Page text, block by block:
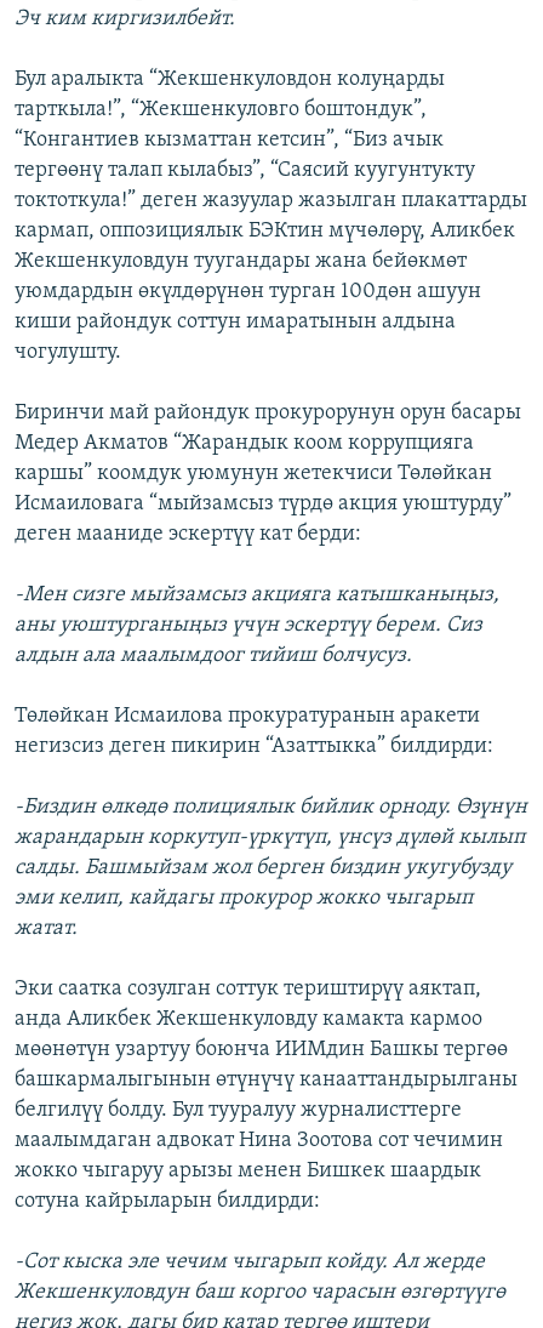
Эч ким киргизилбейт.
Бул аралыкта “Жекшенкуловдон колуңарды
тарткыла!”, “Жекшенкуловго боштондук”,
“Конгантиев кызматтан кетсин”, “Биз ачык
тергөөнү талап кылабыз”, “Саясий куугунтукту
токтоткула!” деген жазуулар жазылган плакаттарды
кармап, оппозициялык БЭКтин мүчөлөрү, Аликбек
Жекшенкуловдун туугандары жана бейөкмөт
уюмдардын өкүлдөрүнөн турган 100дөн ашуун
киши райондук соттун имаратынын алдына
чогулушту.
Биринчи май райондук прокурорунун орун басары
Медер Акматов “Жарандык коом коррупцияга
каршы” коомдук уюмунун жетекчиси Төлөйкан
Исмаиловага “мыйзамсыз түрдө акция уюштурду”
деген мааниде эскертүү кат берди:
-Мен сизге мыйзамсыз акцияга катышканыңыз,
аны уюштурганыңыз үчүн эскертүү берем. Сиз
алдын ала маалымдоог тийиш болчусуз.
Төлөйкан Исмаилова прокуратуранын аракети
негизсиз деген пикирин “Азаттыкка” билдирди:
-Биздин өлкөдө полициялык бийлик орноду. Өзүнүн
жарандарын коркутуп-үркүтүп, үнсүз дүлөй кылып
салды. Башмыйзам жол берген биздин укугубузду
эми келип, кайдагы прокурор жокко чыгарып
жатат.
Эки саатка созулган соттук териштирүү аяктап,
анда Аликбек Жекшенкуловду камакта кармоо
мөөнөтүн узартуу боюнча ИИМдин Башкы тергөө
башкармалыгынын өтүнүчү канааттандырылганы
белгилүү болду. Бул тууралуу журналисттерге
маалымдаган адвокат Нина Зоотова сот чечимин
жокко чыгаруу арызы менен Бишкек шаардык
сотуна кайрыларын билдирди:
-Сот кыска эле чечим чыгарып койду. Ал жерде
Жекшенкуловдун баш коргоо чарасын өзгөртүүгө
негиз жок, дагы бир катар тергөө иштери